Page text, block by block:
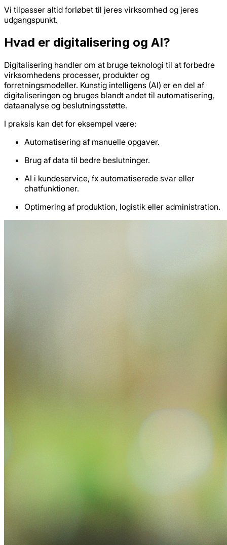
Vi tilpasser altid forløbet til jeres virksomhed og jeres
udgangspunkt.
Hvad er digitalisering og AI?
Digitalisering handler om at bruge teknologi til at forbedre
virksomhedens processer, produkter og
forretningsmodeller. Kunstig intelligens (AI) er en del af
digitaliseringen og bruges blandt andet til automatisering,
dataanalyse og beslutningsstøtte.
I praksis kan det for eksempel være:
Automatisering af manuelle opgaver.
Brug af data til bedre beslutninger.
AI i kundeservice, fx automatiserede svar eller
chatfunktioner.
Optimering af produktion, logistik eller administration.